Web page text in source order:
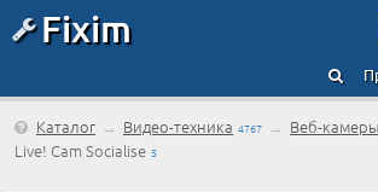
Fixim
Каталог → Видео-техника 4767 → Веб-камеры
Live! Cam Socialise 5